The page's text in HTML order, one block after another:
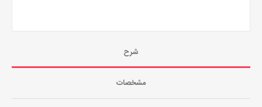
شرح
مشخصات